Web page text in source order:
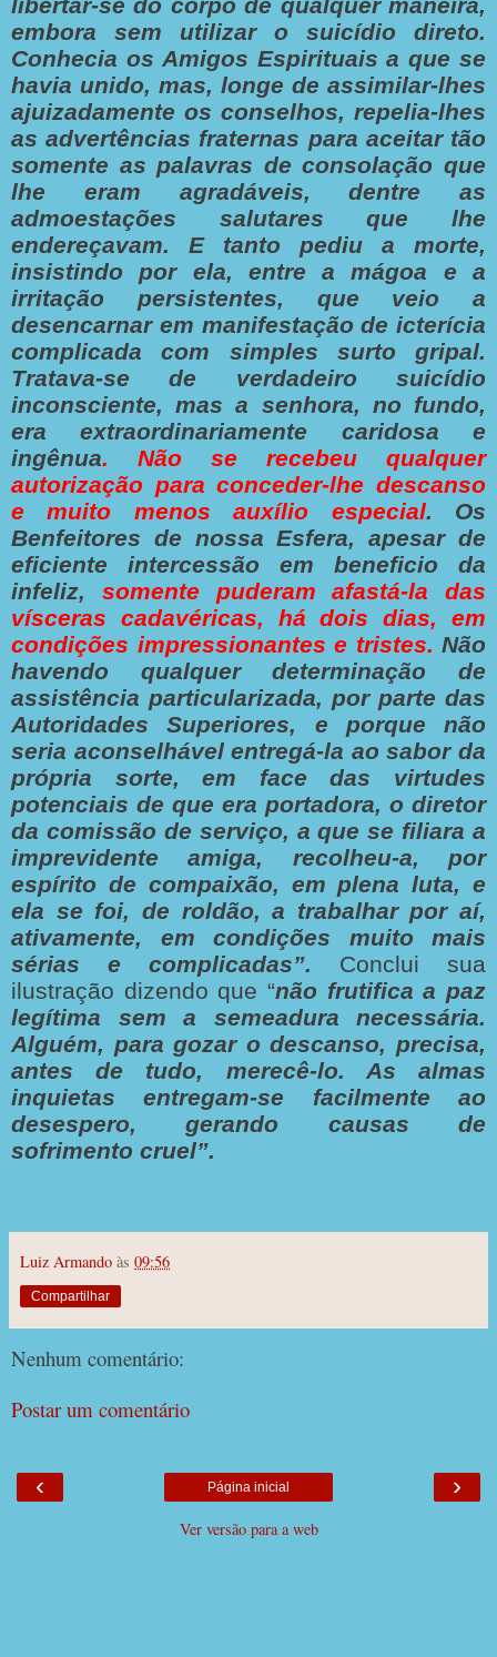
embora sem utilizar o
suicídio direto.
Conhecia os Amigos Espirituais a que se
havia unido, mas, longe de assimilar-lhes
ajuizadamente os conselhos, repelia-lhes
as advertências fraternas para aceitar tão
somente as palavras de consolação que
lhe eram agradáveis, dentre as
admoestações salutares que lhe
endereçavam. E tanto pediu a morte,
insistindo por ela, entre a mágoa e a
irritação persistentes, que veio a
desencarnar em manifestação de icterícia
complicada com simples surto gripal.
Tratava-se de verdadeiro suicídio
inconsciente, mas a senhora, no fundo,
era extraordinariamente caridosa e
ingênua. Não se recebeu qualquer
autorização para conceder-lhe descanso
e muito menos auxílio especial. Os
Benfeitores de nossa Esfera, apesar de
eficiente intercessão em beneficio da
infeliz, somente puderam afastá-la das
vísceras cadavéricas, há dois dias, em
condições impressionantes e tristes. Não
havendo qualquer determinação de
assistência particularizada, por parte das
Autoridades Superiores, e porque não
seria aconselhável entregá-la ao sabor da
própria sorte, em face das virtudes
potenciais de que era portadora, o diretor
da comissão de serviço, a que se filiara a
imprevidente amiga, recolheu-a, por
espírito de compaixão, em plena luta, e
ela se foi, de roldão, a trabalhar por aí,
ativamente, em condições muito mais
sérias e complicadas”. Conclui sua
ilustração dizendo que “não frutifica a paz
legítima sem a semeadura necessária.
Alguém, para gozar o descanso, precisa,
antes de tudo, merecê-lo. As almas
inquietas entregam-se facilmente ao
desespero, gerando causas de
sofrimento cruel”.
Luiz Armando às 09:56
Compartilhar
Nenhum comentário:
Postar um comentário
‹ ›
Página inicial
Ver versão para a web